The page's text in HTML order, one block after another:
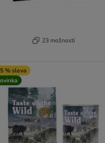
23 možností
% sleva